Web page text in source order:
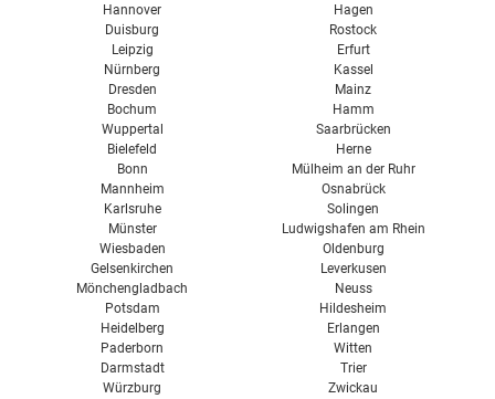
Hannover
Duisburg
Leipzig
Nürnberg
Dresden
Bochum
Wuppertal
Bielefeld
Bonn
Mannheim
Karlsruhe
Münster
Wiesbaden
Gelsenkirchen
Mönchengladbach
Hagen
Rostock
Erfurt
Kassel
Mainz
Hamm
Saarbrücken
Herne
Mülheim an der Ruhr
Osnabrück
Solingen
Ludwigshafen am Rhein
Oldenburg
Leverkusen
Neuss
Potsdam
Heidelberg
Paderborn
Darmstadt
Würzburg
Hildesheim
Erlangen
Witten
Trier
Zwickau